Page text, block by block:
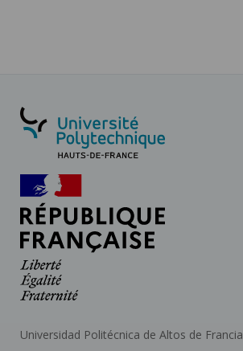
Universidad Politécnica de Altos de Francia